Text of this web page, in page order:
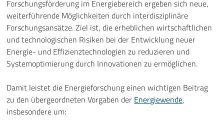
Forschungsförderung im Energiebereich ergeben sich neue,
weiterführende Möglichkeiten durch interdisziplinäre
Forschungsansätze. Ziel ist, die erheblichen wirtschaftlichen
und technologischen Risiken bei der Entwicklung neuer
Energie- und Effizienztechnologien zu reduzieren und
Systemoptimierung durch Innovationen zu ermöglichen.
Damit leistet die Energieforschung einen wichtigen Beitrag
zu den übergeordneten Vorgaben der Energiewende,
insbesondere um: